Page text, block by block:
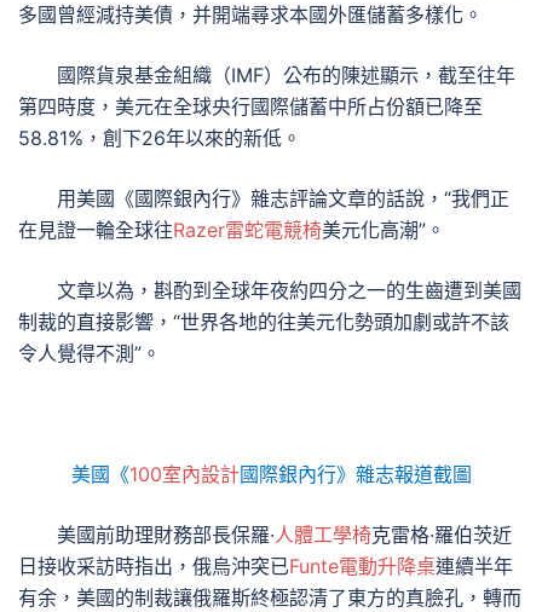
多國曾經減持美債，并開端尋求本國外匯儲蓄多樣化。
國際貨泉基金組織（IMF）公布的陳述顯示，截至往年
第四時度，美元在全球央行國際儲蓄中所占份額已降至
58.81%，創下26年以來的新低。
用美國《國際銀內行》雜志評論文章的話說，“我們正
在見證一輪全球往Razer雷蛇電競椅美元化高潮”。
文章以為，斟酌到全球年夜約四分之一的生齒遭到美國
制裁的直接影響，“世界各地的往美元化勢頭加劇或許不該
令人覺得不測”。
美國《100室內設計國際銀內行》雜志報道截圖
美國前助理財務部長保羅·人體工學椅克雷格·羅伯茨近
日接收采訪時指出，俄烏沖突已Funte電動升降桌連續半年
有余，美國的制裁讓俄羅斯終極認清了東方的真臉孔，轉而